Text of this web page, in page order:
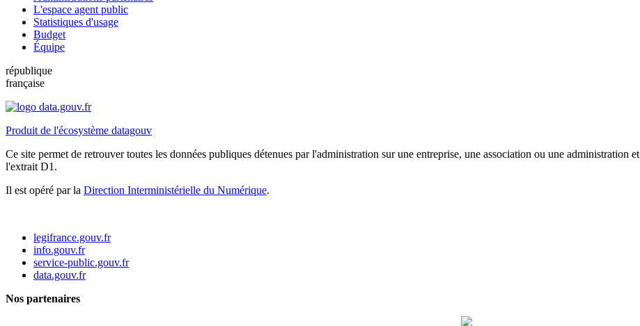
L'espace agent public
Statistiques d'usage
Budget
Équipe
république
française
Produit de l'écosystème datagouv
Ce site permet de retrouver toutes les données publiques détenues par l'administration sur une entreprise, une association ou une administration et
l'extrait D1.
Il est opéré par la Direction Interministérielle du Numérique.
legifrance.gouv.fr
info.gouv.fr
service-public.gouv.fr
data.gouv.fr
Nos partenaires